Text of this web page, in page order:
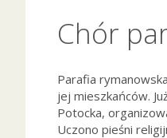
Chór
Parafia
jej mieszkańców.
Potocka,
Uczono pieśni